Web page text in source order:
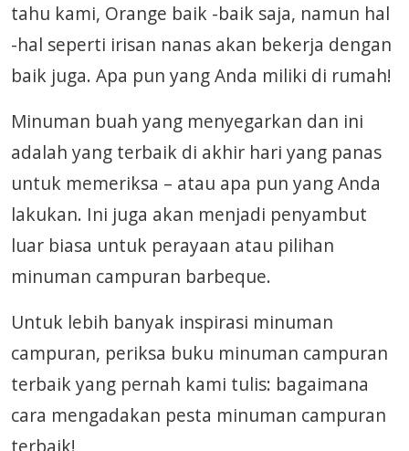
tahu kami, Orange baik -baik saja, namun hal
-hal seperti irisan nanas akan bekerja dengan
baik juga. Apa pun yang Anda miliki di rumah!
Minuman buah yang menyegarkan dan ini
adalah yang terbaik di akhir hari yang panas
untuk memeriksa – atau apa pun yang Anda
lakukan. Ini juga akan menjadi penyambut
luar biasa untuk perayaan atau pilihan
minuman campuran barbeque.
Untuk lebih banyak inspirasi minuman
campuran, periksa buku minuman campuran
terbaik yang pernah kami tulis: bagaimana
cara mengadakan pesta minuman campuran
terbaik!